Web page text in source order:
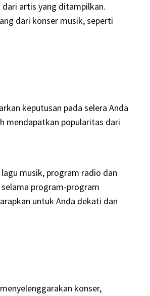
artis yang ditampilkan.
dari konser musik, seperti
keputusan pada selera Anda
mendapatkan popularitas dari
musik, program radio dan
program-program
untuk Anda dekati dan
konser,